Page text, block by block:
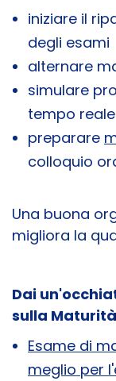
iniziare il
degli esami
alternare
simulare
tempo reale
preparare
colloquio
Una buona
migliora la
Dai
sulla Maturità
Esame di
meglio per